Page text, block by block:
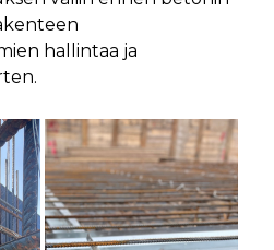
hallintaa ja